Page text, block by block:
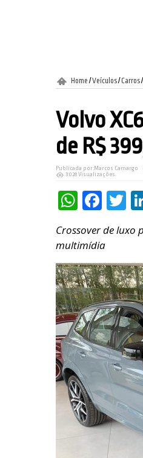
Home /Veículos/Carros/
Volvo
de R$
Publicada por: Marcos Camargo
3028 Visualizações
Crossover de
multimídia